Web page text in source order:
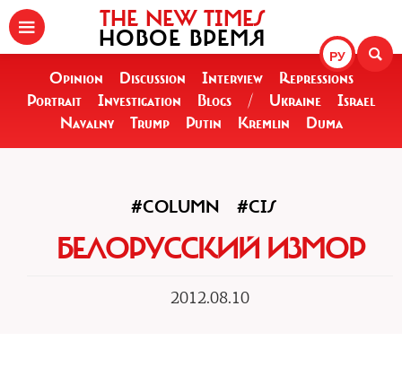
РУ
THE NEW TIMES
НОВОЕ ВРЕМЯ
Opinion Discussion Interview
Repressions
Portrait
Investigation Blogs / Ukraine
Israel
Navalny
Trump Putin Kremlin Duma
#COLUMN #CIS
БЕЛОРУССКИЙ ИЗМОР
2012.08.10